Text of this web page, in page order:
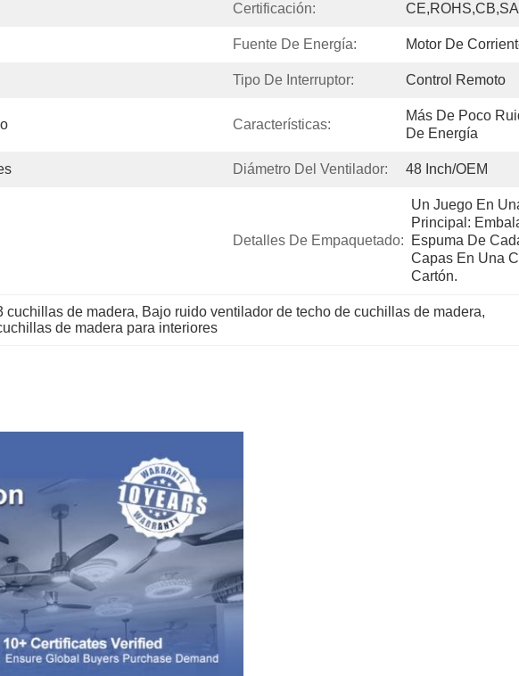
Certificación:
Fuente De Energía: Motor De
Tipo De Interruptor: Control Remoto
Características:
Más De Poco
De Energía
Diámetro Del Ventilador: 48 Inch/OEM
Detalles De Empaquetado:
Un Juego En
Principal:
Espuma De
Capas En Una
Cartón.
cuchillas de madera, Bajo ruido ventilador de techo de cuchillas de madera,
de madera para interiores